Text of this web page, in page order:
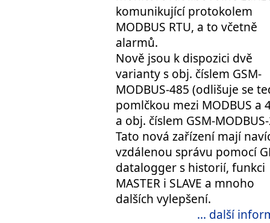
komunikující protokolem
MODBUS RTU, a to včetně
alarmů.
Nově jsou k dispozici dvě
varianty s obj. číslem GSM-
MODBUS-485 (odlišuje se
pomlčkou mezi MODBUS a
a obj. číslem GSM-
Tato nová zařízení mají
vzdálenou správu pomocí
datalogger s historií, funkci
MASTER i SLAVE a mnoho
dalších vylepšení.
... další